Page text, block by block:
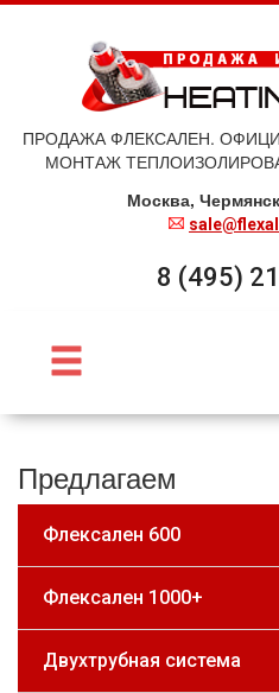
ПРОДАЖА ФЛЕКСАЛЕН.
МОНТАЖ
Москва,
8 (495)
Предлагаем
Флексален 600
Флексален 1000+
Двухтрубная система